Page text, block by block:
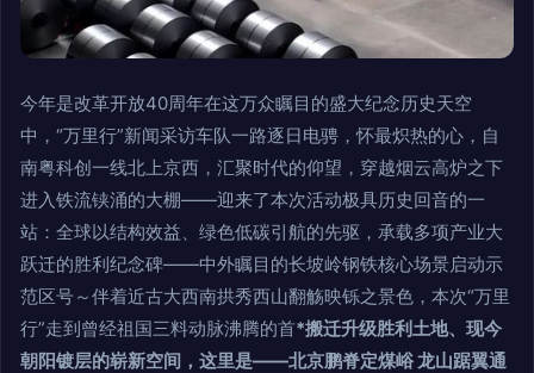
今年是改革开放40周年在这万众瞩目的盛大纪念历史天空
中，“万里行”新闻采访车队一路逐日电骋，怀最炽热的心，自
南粤科创一线北上京西，汇聚时代的仰望，穿越烟云高炉之下
进入铁流铗涌的大棚——迎来了本次活动极具历史回音的一
站：全球以结构效益、绿色低碳引航的先驱，承载多项产业大
跃迁的胜利纪念碑——中外瞩目的长坡岭钢铁核心场景启动示
范区号～伴着近古大西南拱秀西山翻觞映铄之景色，本次“万里
行”走到曾经祖国三料动脉沸腾的首*搬迁升级胜利土地、现今
朝阳镀层的崭新空间，这里是——北京鹏脊定煤峪 龙山踞翼通